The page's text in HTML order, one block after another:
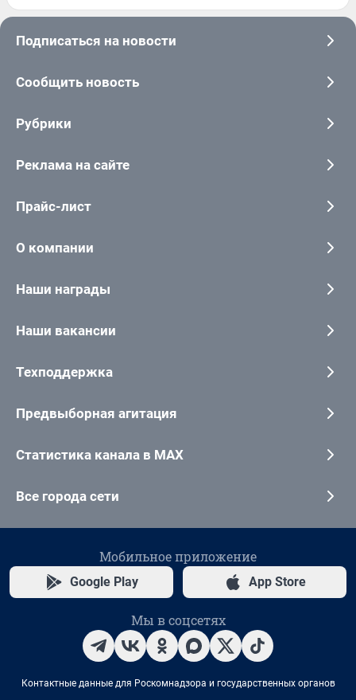
Подписаться на новости
Сообщить новость
Рубрики
Реклама на сайте
Прайс-лист
О компании
Наши награды
Наши вакансии
Техподдержка
Предвыборная агитация
Статистика канала в MAX
Все города сети
Мобильное приложение
Google Play App Store
Мы в соцсетях
Контактные данные для Роскомнадзора и государственных органов